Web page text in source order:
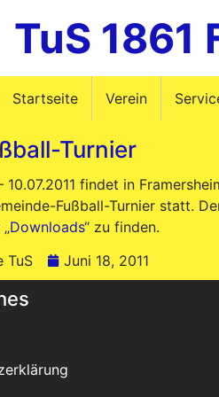
TuS 1861
Startseite Verein
Turnier
10.07.2011 findet in
Fußball-Turnier statt.
Downloads“ zu finden.
TuS
Juni 18, 2011